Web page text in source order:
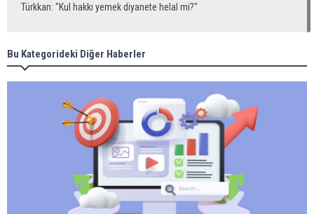
Türkkan: "Kul hakkı yemek diyanete helal mi?"
Bu Kategorideki Diğer Haberler